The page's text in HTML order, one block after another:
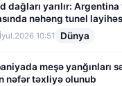
dağları yarılır:
nəhəng tunel
10:51 Dünya
meşə yanğınları
nəfər təxliyə olunub